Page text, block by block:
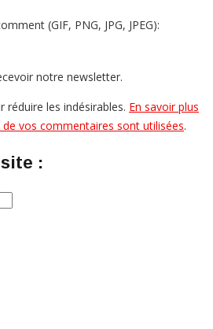
(GIF, PNG, JPG, JPEG):
notre newsletter.
réduire les indésirables. En savoir plus
vos commentaires sont utilisées.
: